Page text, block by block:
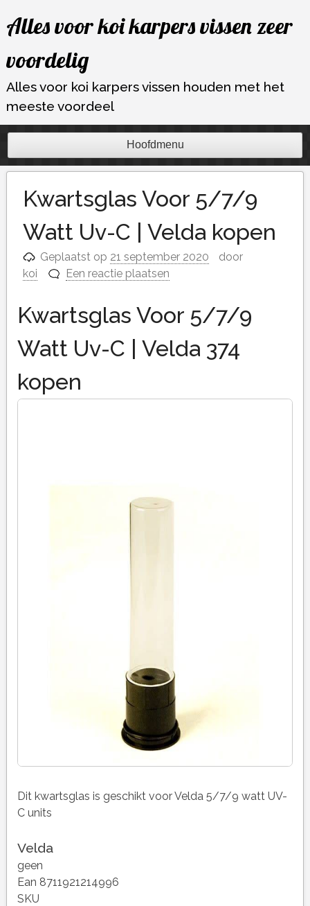
naar
inhoud
Alles voor koi karpers vissen zeer
voordelig
Alles voor koi karpers vissen houden met het
meeste voordeel
Hoofdmenu
Kwartsglas Voor 5/7/9
Watt Uv-C | Velda kopen
Geplaatst op 21 september 2020
door
koi
Een reactie plaatsen
Kwartsglas Voor 5/7/9
Watt Uv-C | Velda 374
kopen
Dit kwartsglas is geschikt voor Velda 5/7/9 watt UV-
C units
Velda
geen
Ean 8711921214996
SKU